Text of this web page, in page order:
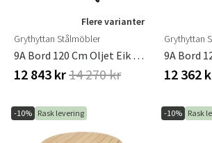
Flere varianter
Grythyttan Stålmöbler
9A Bord 120 Cm Oljet Eik / Grønt Grythyttan Stålmöbler
12 843 kr14 270 kr
Grythyttan
12 362
-10% Rask levering -10% Rask